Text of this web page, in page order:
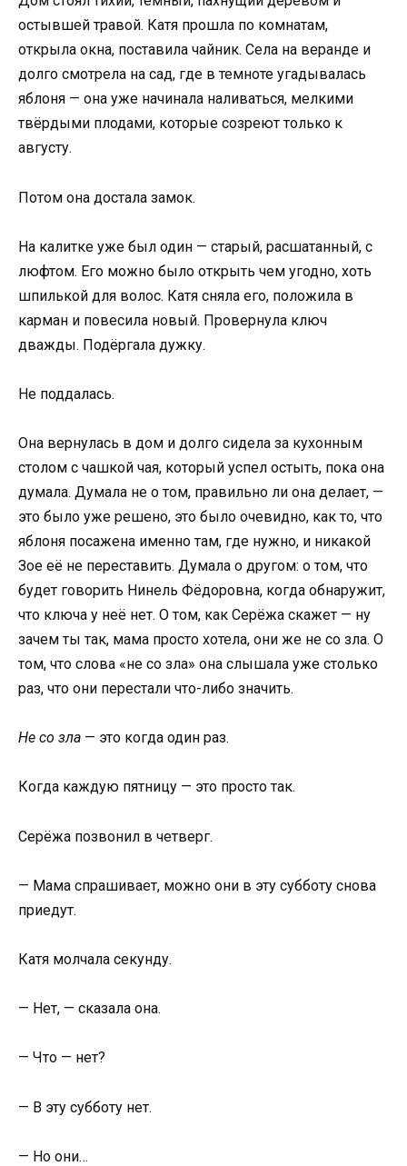
остывшей травой. Катя прошла по комнатам,
открыла окна, поставила чайник. Села на веранде и
долго смотрела на сад, где в темноте угадывалась
яблоня — она уже начинала наливаться, мелкими
твёрдыми плодами, которые созреют только к
августу.
Потом она достала замок.
На калитке уже был один — старый, расшатанный, с
люфтом. Его можно было открыть чем угодно, хоть
шпилькой для волос. Катя сняла его, положила в
карман и повесила новый. Провернула ключ
дважды. Подёргала дужку.
Не поддалась.
Она вернулась в дом и долго сидела за кухонным
столом с чашкой чая, который успел остыть, пока она
думала. Думала не о том, правильно ли она делает, —
это было уже решено, это было очевидно, как то, что
яблоня посажена именно там, где нужно, и никакой
Зое её не переставить. Думала о другом: о том, что
будет говорить Нинель Фёдоровна, когда обнаружит,
что ключа у неё нет. О том, как Серёжа скажет — ну
зачем ты так, мама просто хотела, они же не со зла. О
том, что слова «не со зла» она слышала уже столько
раз, что они перестали что-либо значить.
Не со зла — это когда один раз.
Когда каждую пятницу — это просто так.
Серёжа позвонил в четверг.
— Мама спрашивает, можно они в эту субботу снова
приедут.
Катя молчала секунду.
— Нет, — сказала она.
— Что — нет?
— В эту субботу нет.
— Но они…